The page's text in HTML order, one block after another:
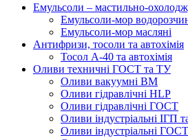
Емульсоли – мастильно-
Емульсоли-мор
Емульсоли-мор масляні
Антифризи, тосоли та автохімія
Тосол А-40 та автохімія
Оливи техничні ГОСТ та ТУ
Оливи вакуумні ВМ
Оливи гідравлічні HLP
Оливи гідравлічні ГОСТ
Оливи індустріальні ІГП
Оливи індустріальні ГОСТ